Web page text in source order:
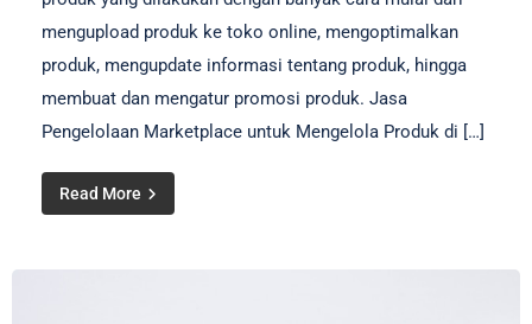
mengupload produk ke toko online, mengoptimalkan
produk, mengupdate informasi tentang produk, hingga
membuat dan mengatur promosi produk. Jasa
Pengelolaan Marketplace untuk Mengelola Produk di […]
Read More